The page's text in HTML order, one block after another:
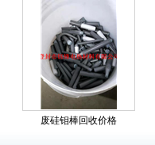
废硅钼棒回收价格